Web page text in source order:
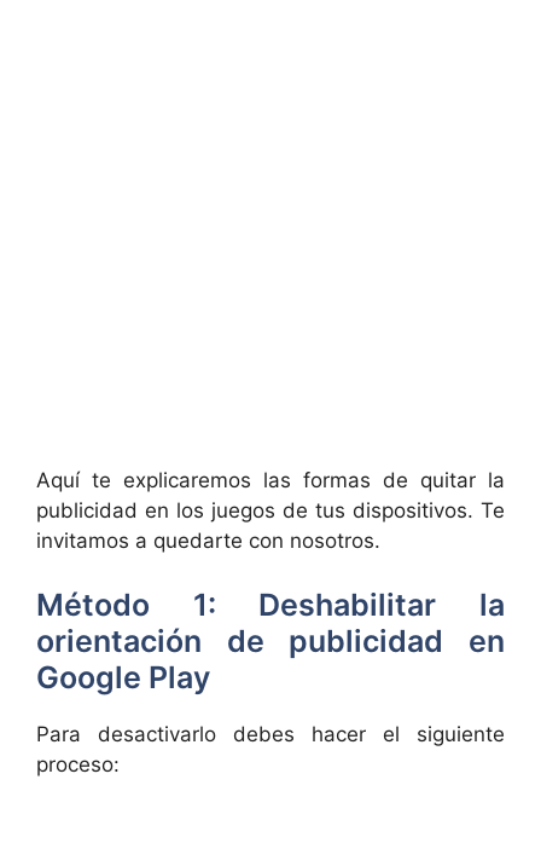
Aquí te explicaremos las formas de quitar la
publicidad en los juegos de tus dispositivos. Te
invitamos a quedarte con nosotros.
Método 1: Deshabilitar la
orientación de publicidad en
Google Play
Para desactivarlo debes hacer el siguiente
proceso: